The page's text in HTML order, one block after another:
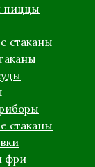
пиццы
стаканы
стаканы
фри